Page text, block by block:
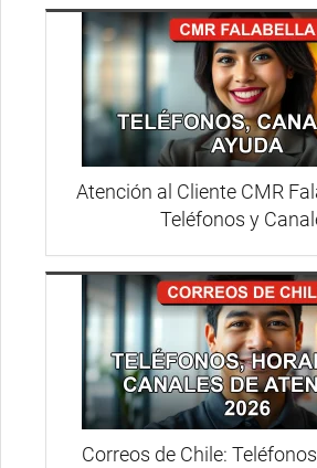
Atención al Cliente CMR
Teléfonos y
Correos de Chile: